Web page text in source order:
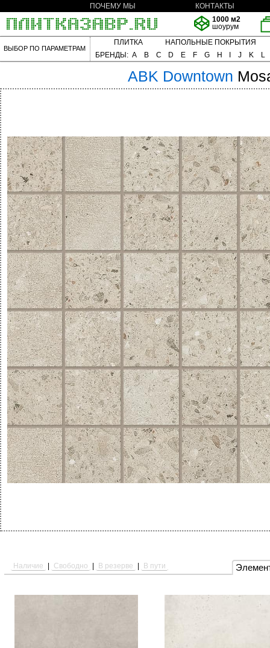
ПОЧЕМУ МЫ
КОНТАКТЫ
1000 м2
шоурум
ВЫБОР ПО ПАРАМЕТРАМ
ПЛИТКА
НАПОЛЬНЫЕ ПОКРЫТИЯ
БРЕНДЫ: A B C D E F G H J K L
ABK Downtown
Наличие Свободно В резерве В пути